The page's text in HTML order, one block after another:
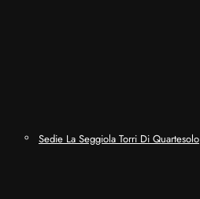
Sedie La Seggiola Torri Di Quartesolo